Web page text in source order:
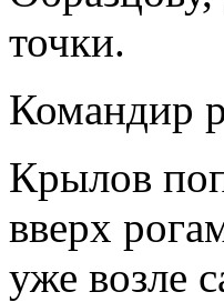
точки.
Командир
Крылов
вверх
уже возле